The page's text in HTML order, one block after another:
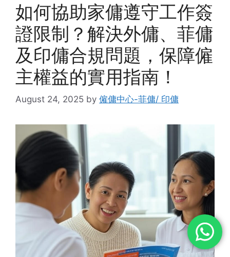
如何協助家傭遵守工作簽
證限制？解決外傭、菲傭
及印傭合規問題，保障僱
主權益的實用指南！
August 24, 2025 by 僱傭中心-菲傭/ 印傭